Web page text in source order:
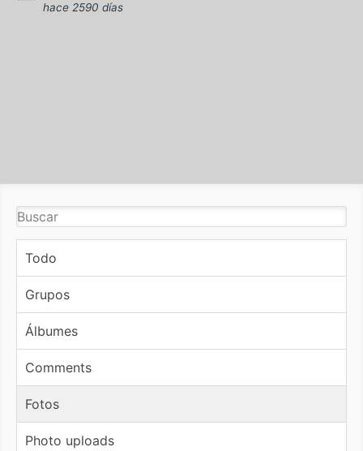
hace 2590 días
Todo
Grupos
Álbumes
Comments
Fotos
Photo uploads